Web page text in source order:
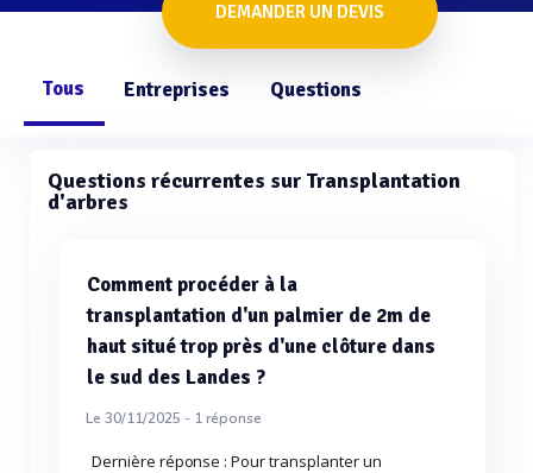
DEMANDER UN DEVIS
Tous Entreprises Questions
Questions récurrentes sur Transplantation
d'arbres
Comment procéder à la
transplantation d'un palmier de 2m de
haut situé trop près d'une clôture dans
le sud des Landes ?
Le 30/11/2025 - 1réponse
Dernière réponse : Pour transplanter un